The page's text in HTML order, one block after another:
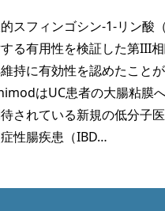
スフィンゴシン-1-リン酸
る有用性を検証した第III
持に有効性を認めたこと
はUC患者の大腸粘膜
されている新規の低分子
性腸疾患（IBD…